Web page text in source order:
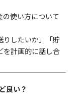
使い方について
りしたいか」「貯
を計画的に話し合
良い？